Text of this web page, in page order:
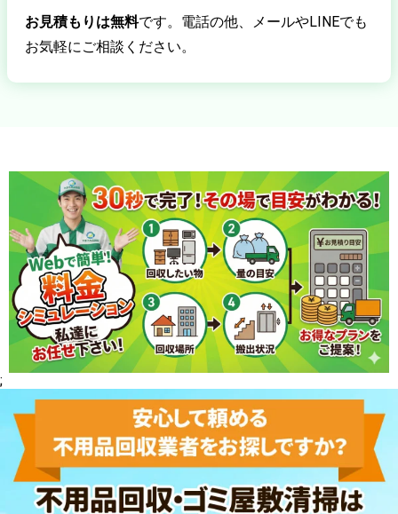
お見積もりは無料です。電話の他、メールやLINEでも
お気軽にご相談ください。
;